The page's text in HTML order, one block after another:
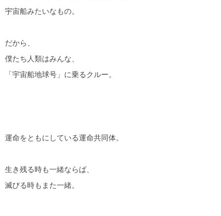
宇宙船みたいなもの。
だから、
僕たち人類はみんな、
「宇宙船地球号」に乗るクルー。
運命をともにしている運命共同体。
生き残る時も一緒ならば、
滅びる時もまた一緒。